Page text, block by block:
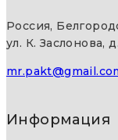
Россия,
ул. К. Заслонова,
Информация